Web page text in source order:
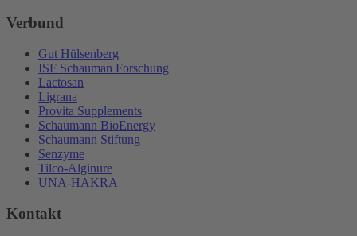
Verbund
Gut Hülsenberg
ISF Schauman Forschung
Lactosan
Ligrana
Provita Supplements
Schaumann BioEnergy
Schaumann Stiftung
Senzyme
Tilco-Alginure
UNA-HAKRA
Kontakt